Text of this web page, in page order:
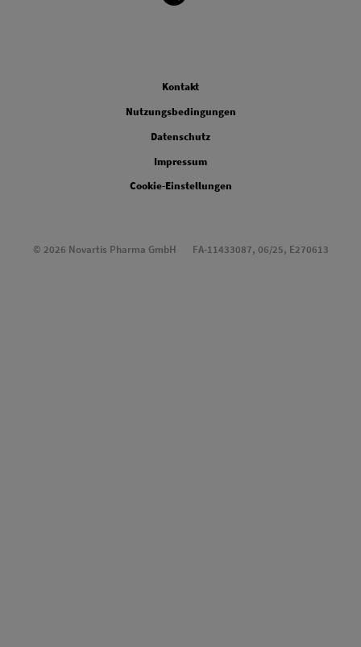
Kontakt
Nutzungsbedingungen
Datenschutz
Impressum
Cookie-Einstellungen
© 2026 Novartis Pharma GmbH FA-11433087, 06/25, E270613